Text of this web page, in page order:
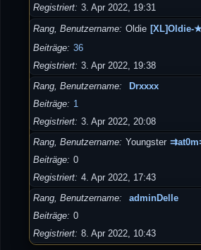
Registriert 3. Apr 2022, 19:31
Rang, Benutzername Oldie [XL]Oldie-
Beiträge 36
Registriert 3. Apr 2022, 19:38
Rang, Benutzername
Drxxxx
Beiträge
1
Registriert 3. Apr 2022, 20:08
Rang, Benutzername Youngster
Beiträge 0
Registriert 4. Apr 2022, 17:43
Rang, Benutzername
adminDelle
Beiträge 0
Registriert 8. Apr 2022, 10:43